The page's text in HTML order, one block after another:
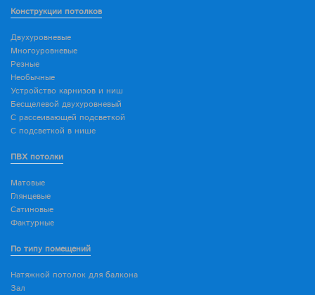
Конструкции потолков
Двухуровневые
Многоуровневые
Резные
Необычные
Устройство карнизов и ниш
Бесщелевой двухуровневый
С рассеивающей подсветкой
С подсветкой в нише
ПВХ потолки
Матовые
Глянцевые
Сатиновые
Фактурные
По типу помещений
Натяжной потолок для балкона
Зал